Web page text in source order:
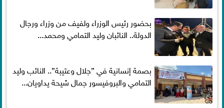
بحضور رئيس الوزراء ولفيف من وزراء ورجال
الدولة.. النائبان وليد التمامي ومحمد...
بصمة إنسانية في ”جلال وعتيبة”.. النائب وليد
التمامي والبروفيسور جمال شيحة يداويان...